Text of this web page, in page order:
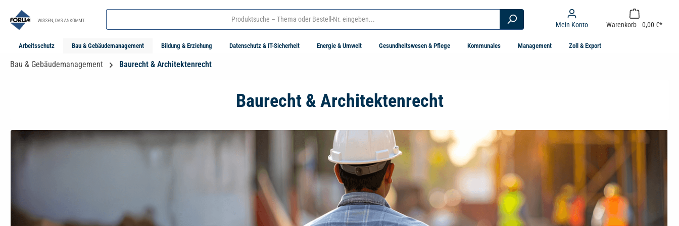
Zur Hauptnavigation springen
Mein Konto Warenkorb 0,00 €*
Arbeitsschutz Bau & Gebäudemanagement Bildung & Erziehung Datenschutz & IT-Sicherheit Energie & Umwelt Gesundheitswesen & Pflege Kommunales Management Zoll & Export
Bau & Gebäudemanagement Baurecht & Architektenrecht
Baurecht & Architektenrecht